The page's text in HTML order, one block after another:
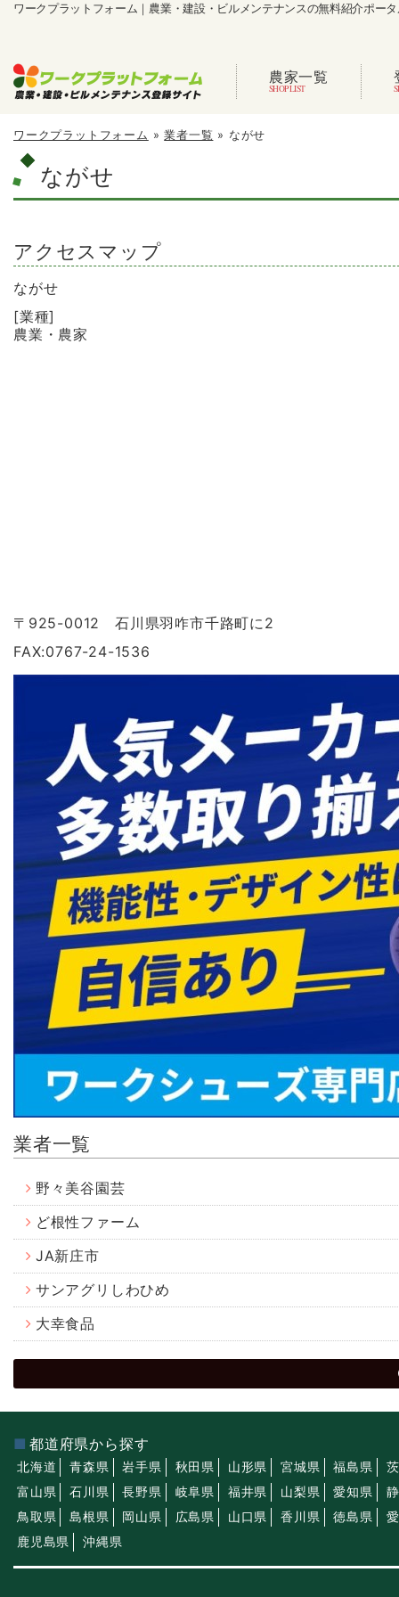
ワークプラットフォーム｜農業・建設・ビルメンテナンスの無料紹介ポー
農家一覧
ワークプラットフォーム »業者一覧 » ながせ
ながせ
アクセスマップ
ながせ
[業種]
農業・農家
〒925-0012 石川県羽咋市千路町に2
FAX:0767-24-1536
業者一覧
野々美谷園芸
ど根性ファーム
JA新庄市
サンアグリしわひめ
大幸食品
都道府県から探す
北海道 青森県 岩手県 秋田県 山形県 宮城県 福島県
富山県
石川県 長野県 岐阜県 福井県 山梨県 愛知県
鳥取県
島根県 岡山県 広島県 山口県 香川県 徳島県
鹿児島県
沖縄県